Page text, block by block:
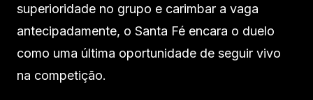
superioridade no grupo e carimbar a vaga
antecipadamente, o Santa Fé encara o duelo
como uma última oportunidade de seguir vivo
na competição.